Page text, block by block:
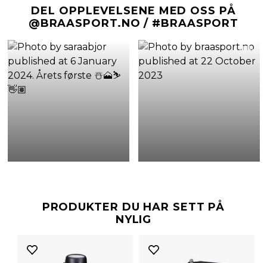
DEL OPPLEVELSENE MED OSS PÅ
@BRAASPORT.NO / #BRAASPORT
PRODUKTER DU HAR SETT PÅ
NYLIG